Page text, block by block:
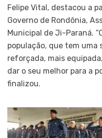
Felipe Vital, destacou a
Governo de Rondônia,
Municipal de Ji-Paraná.
população, que tem uma
reforçada, mais
dar o seu melhor para a
finalizou.